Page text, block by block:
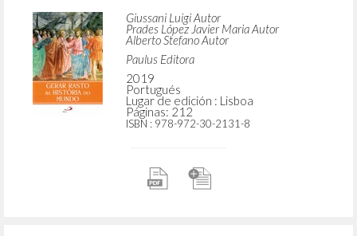
Giussani Luigi Autor
Prades López Javier Maria Autor
Alberto Stefano Autor
Paulus Editora
2019
Portugués
Lugar de edición : Lisboa
Páginas: 212
ISBN : 978-972-30-2131-8